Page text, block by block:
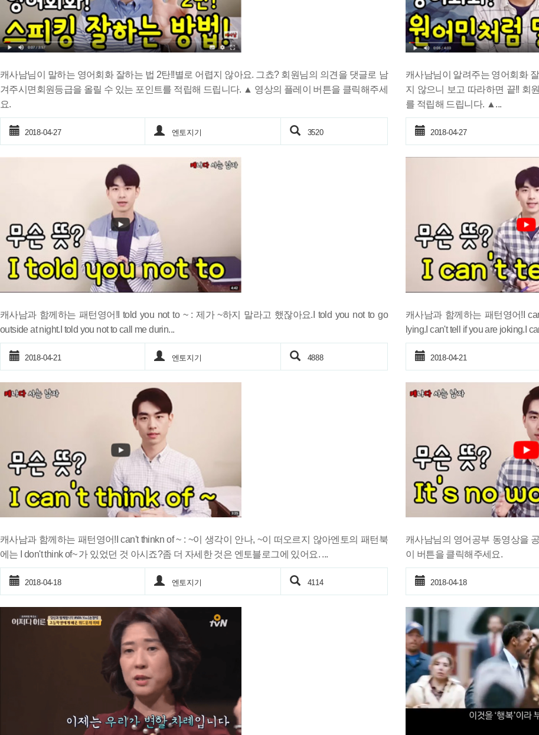
캐사남님이 말하는 영어회화 잘하는 법 2탄!!별로 어렵지 않아요. 그쵸? 회원님의 의견을 댓글로 남
겨주시면회원등급을 올릴 수 있는 포인트를 적립해 드립니다. ▲ 영상의 플레이 버튼을 클릭해주세
요.
2018-04-27 엔토지기 3520
캐사남님이 알려주는 영어회화
지 않으니 보고 따라하면 끝!! 회
를 적립해 드립니다. ▲...
2018-04-27
캐사남과 함께하는 패턴영어!I told you not to ~ : 제가 ~하지 말라고 했잖아요.I told you not to go
outside at night.I told you not to call me durin...
2018-04-21 엔토지기 4888
캐사남과 함께하는 패턴영어!I
lying.I can't tell if you are joking.I
2018-04-21
캐사남과 함께하는 패턴영어!I can't thinkn of ~ : ~이 생각이 안나, ~이 떠오르지 않아엔토의 패턴북
에는 I don't think of~ 가 있었던 것 아시죠?좀 더 자세한 것은 엔토블로그에 있어요. ...
2018-04-18 엔토지기 4114
캐사남님의 영어공부 동영상을
이 버튼을 클릭해주세요.
2018-04-18